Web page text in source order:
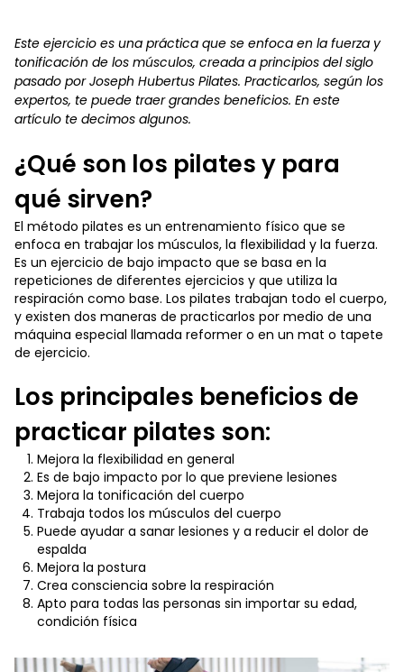
Este ejercicio es una práctica que se enfoca en la fuerza y
tonificación de los músculos, creada a principios del siglo
pasado por Joseph Hubertus Pilates. Practicarlos, según los
expertos, te puede traer grandes beneficios. En este
artículo te decimos algunos.
¿Qué son los pilates y para
qué sirven?
El método pilates es un entrenamiento físico que se
enfoca en trabajar los músculos, la flexibilidad y la fuerza.
Es un ejercicio de bajo impacto que se basa en la
repeticiones de diferentes ejercicios y que utiliza la
respiración como base. Los pilates trabajan todo el cuerpo,
y existen dos maneras de practicarlos por medio de una
máquina especial llamada reformer o en un mat o tapete
de ejercicio.
Los principales beneficios de
practicar pilates son:
Mejora la flexibilidad en general
Es de bajo impacto por lo que previene lesiones
Mejora la tonificación del cuerpo
Trabaja todos los músculos del cuerpo
Puede ayudar a sanar lesiones y a reducir el dolor de
espalda
Mejora la postura
Crea consciencia sobre la respiración
Apto para todas las personas sin importar su edad,
condición física